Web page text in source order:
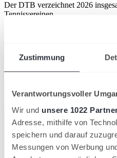
Zustimmung
Verantwortungsvoller
Wir und unsere 1022
Adresse, mithilfe von
speichern und darauf
Messungen von Werbung
Der DTB verzeichnet 2026
Tennisvereinen
als in den Vorjahren
Deutscher Tennis Bund